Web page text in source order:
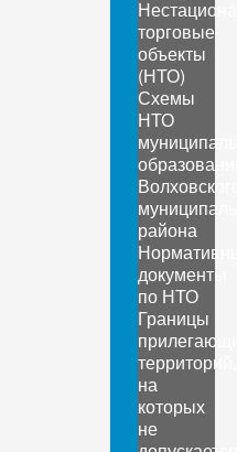
торговые
объекты
(НТО)
Схемы
НТО
района
документы
по НТО
Границы
территорий,
на
которых
не